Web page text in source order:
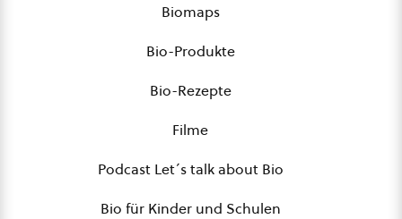
Biomaps
Bio-Produkte
Bio-Rezepte
Filme
Podcast Let´s talk about Bio
Bio für Kinder und Schulen